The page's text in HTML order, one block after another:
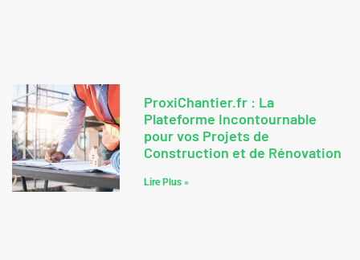
ProxiChantier.fr : La
Plateforme Incontournable
pour vos Projets de
Construction et de Rénovation
Lire Plus »